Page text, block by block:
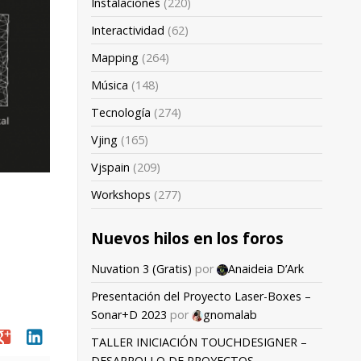
linkedin
Instalaciones (220)
Interactividad (62)
Mapping (264)
Música (148)
Tecnología (274)
Vjing (165)
Vjspain (209)
Workshops (277)
Nuevos hilos en los foros
Nuvation 3 (Gratis) por
Anaideia D’Ark
Presentación del Proyecto Laser-Boxes –
Sonar+D 2023 por
gnomalab
TALLER INICIACIÓN TOUCHDESIGNER –